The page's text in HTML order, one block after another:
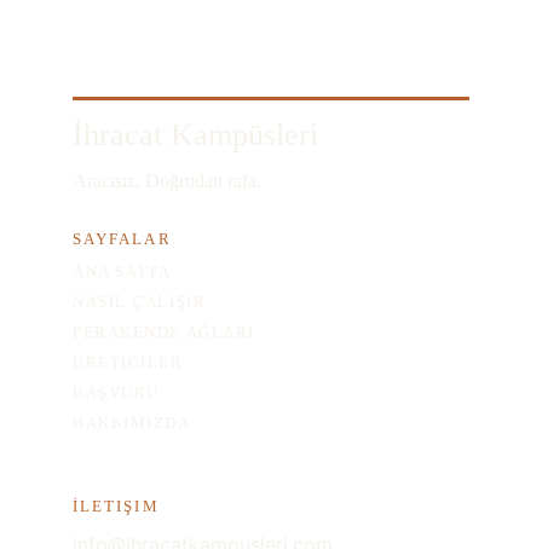
SAYFALAR
İLETIŞIM